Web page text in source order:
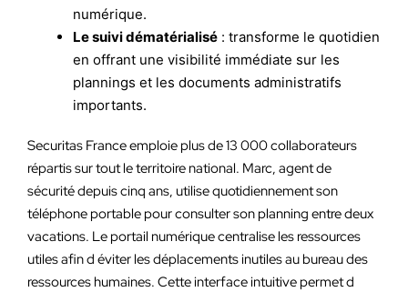
numérique.
Le suivi dématérialisé : transforme le quotidien
en offrant une visibilité immédiate sur les
plannings et les documents administratifs
importants.
Securitas France emploie plus de 13 000 collaborateurs
répartis sur tout le territoire national. Marc, agent de
sécurité depuis cinq ans, utilise quotidiennement son
téléphone portable pour consulter son planning entre deux
vacations. Le portail numérique centralise les ressources
utiles afin d éviter les déplacements inutiles au bureau des
ressources humaines. Cette interface intuitive permet d